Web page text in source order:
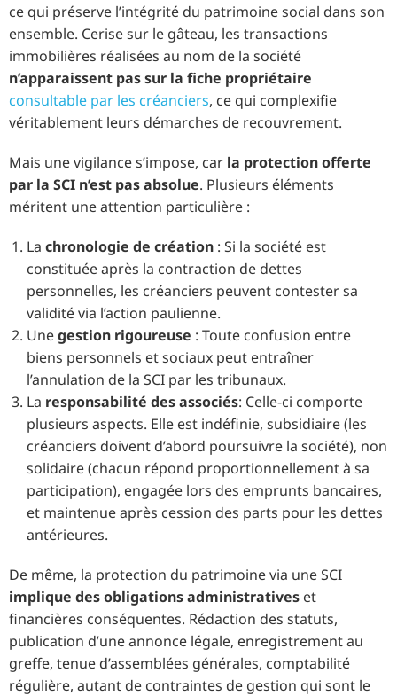
ce qui préserve l’intégrité du patrimoine social dans son
ensemble. Cerise sur le gâteau, les transactions
immobilières réalisées au nom de la société
n’apparaissent pas sur la fiche propriétaire
consultable par les créanciers, ce qui complexifie
véritablement leurs démarches de recouvrement.
Mais une vigilance s’impose, car la protection offerte
par la SCI n’est pas absolue. Plusieurs éléments
méritent une attention particulière :
La chronologie de création : Si la société est
constituée après la contraction de dettes
personnelles, les créanciers peuvent contester sa
validité via l’action paulienne.
Unegestion rigoureuse : Toute confusion entre
biens personnels et sociaux peut entraîner
l’annulation de la SCI par les tribunaux.
La responsabilité des associés: Celle-ci comporte
plusieurs aspects. Elle est indéfinie, subsidiaire (les
créanciers doivent d’abord poursuivre la société), non
solidaire (chacun répond proportionnellement à sa
participation), engagée lors des emprunts bancaires,
et maintenue après cession des parts pour les dettes
antérieures.
De même, la protection du patrimoine via une SCI
implique des obligations administratives et
financières conséquentes. Rédaction des statuts,
publication d’une annonce légale, enregistrement au
greffe, tenue d’assemblées générales, comptabilité
régulière, autant de contraintes de gestion qui sont le